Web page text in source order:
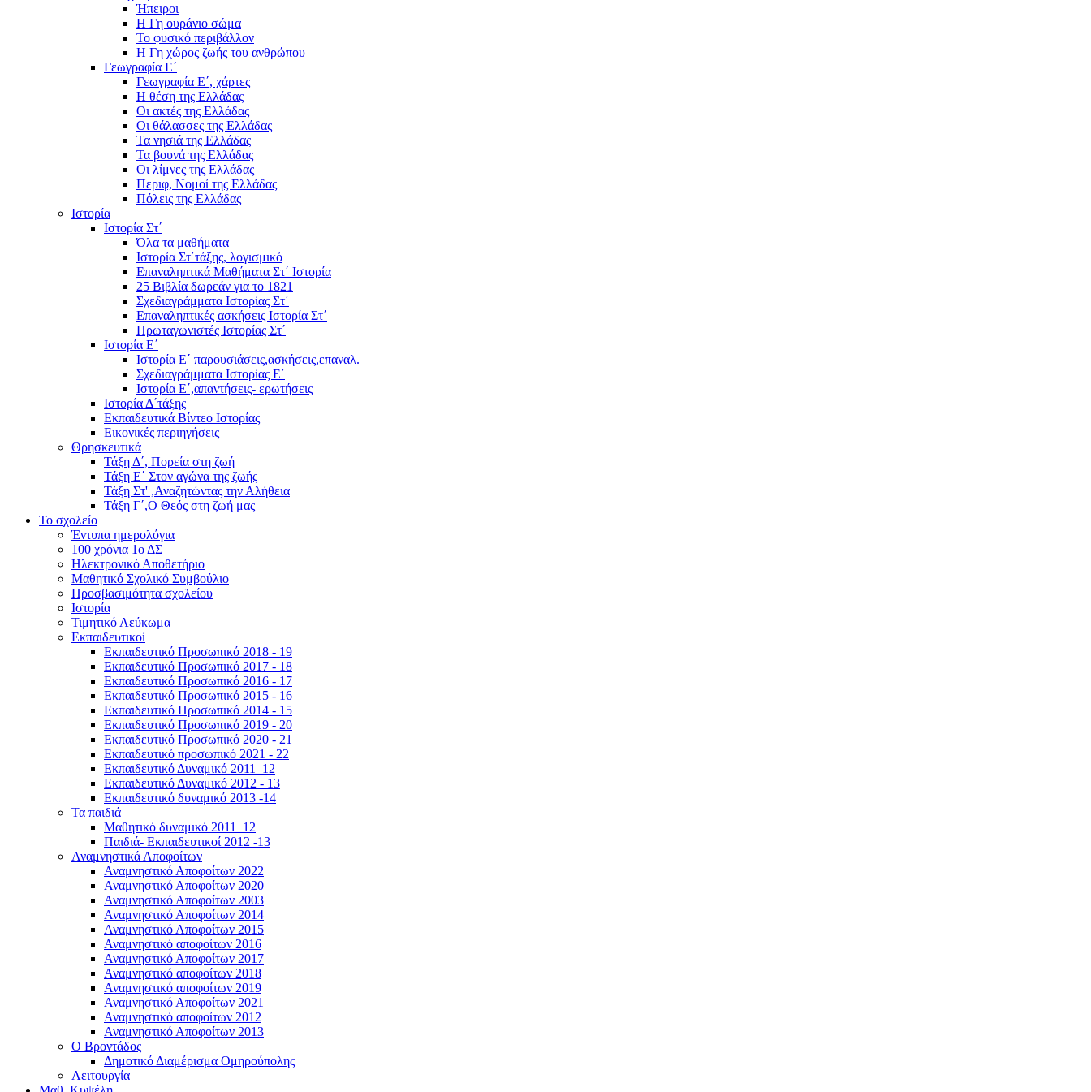
Ήπειροι
Η Γη ουράνιο σώμα
Το φυσικό περιβάλλον
Η Γη χώρος ζωής του ανθρώπου
Γεωγραφία Ε΄
Γεωγραφία Ε΄, χάρτες
Η θέση της Ελλάδας
Οι ακτές της Ελλάδας
Οι θάλασσες της Ελλάδας
Τα νησιά της Ελλάδας
Τα βουνά της Ελλάδας
Οι λίμνες της Ελλάδας
Περιφ, Νομοί της Ελλάδας
Πόλεις της Ελλάδας
Ιστορία
Ιστορία Στ΄
Όλα τα μαθήματα
Ιστορία Στ΄τάξης, λογισμικό
Επαναληπτικά Μαθήματα Στ΄ Ιστορία
25 Βιβλία δωρεάν για το 1821
Σχεδιαγράμματα Ιστορίας Στ΄
Επαναληπτικές ασκήσεις Ιστορία Στ΄
Πρωταγωνιστές Ιστορίας Στ΄
Ιστορία Ε΄
Ιστορία Ε΄ παρουσιάσεις,ασκήσεις,επαναλ.
Σχεδιαγράμματα Ιστορίας Ε΄
Ιστορία Ε΄,απαντήσεις- ερωτήσεις
Ιστορία Δ΄τάξης
Εκπαιδευτικά Βίντεο Ιστορίας
Εικονικές περιηγήσεις
Θρησκευτικά
Τάξη Δ΄, Πορεία στη ζωή
Τάξη Ε΄ Στον αγώνα της ζωής
Τάξη Στ' ,Αναζητώντας την Αλήθεια
Τάξη Γ΄,Ο Θεός στη ζωή μας
Το σχολείο
Έντυπα ημερολόγια
100 χρόνια 1ο ΔΣ
Ηλεκτρονικό Αποθετήριο
Μαθητικό Σχολικό Συμβούλιο
Προσβασιμότητα σχολείου
Ιστορία
Τιμητικό Λεύκωμα
Εκπαιδευτικοί
Εκπαιδευτικό Προσωπικό 2018 - 19
Εκπαιδευτικό Προσωπικό 2017 - 18
Εκπαιδευτικό Προσωπικό 2016 - 17
Εκπαιδευτικό Προσωπικό 2015 - 16
Εκπαιδευτικό Προσωπικό 2014 - 15
Εκπαιδευτικό Προσωπικό 2019 - 20
Εκπαιδευτικό Προσωπικό 2020 - 21
Εκπαιδευτικό προσωπικό 2021 - 22
Εκπαιδευτικό Δυναμικό 2011_12
Εκπαιδευτικό Δυναμικό 2012 - 13
Εκπαιδευτικό δυναμικό 2013 -14
Τα παιδιά
Μαθητικό δυναμικό 2011_12
Παιδιά- Εκπαιδευτικοί 2012 -13
Αναμνηστικά Αποφοίτων
Αναμνηστικό Αποφοίτων 2022
Αναμνηστικό Αποφοίτων 2020
Αναμνηστικό Αποφοίτων 2003
Αναμνηστικό Αποφοίτων 2014
Αναμνηστικό Αποφοίτων 2015
Αναμνηστικό αποφοίτων 2016
Αναμνηστικό Αποφοίτων 2017
Αναμνηστικό αποφοίτων 2018
Αναμνηστικό αποφοίτων 2019
Αναμνηστικό Αποφοίτων 2021
Αναμνηστικό αποφοίτων 2012
Αναμνηστικό Αποφοίτων 2013
Ο Βροντάδος
Δημοτικό Διαμέρισμα Ομηρούπολης
Λειτουργία